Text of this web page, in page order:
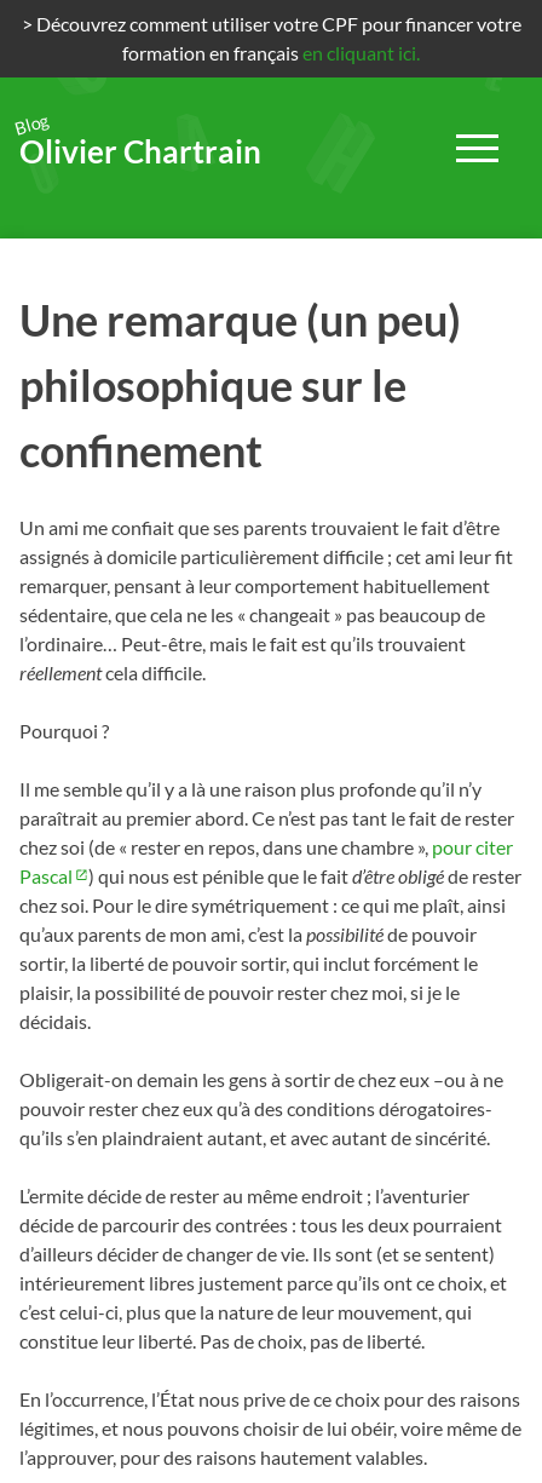
> Découvrez comment utiliser votre CPF pour financer votre
formation en françaisen cliquant ici.
Blog
Olivier Chartrain
Une remarque (un peu)
philosophique sur le
confinement
Un ami me confiait que ses parents trouvaient le fait d’être
assignés à domicile particulièrement difficile ; cet ami leur fit
remarquer, pensant à leur comportement habituellement
sédentaire, que cela ne les « changeait » pas beaucoup de
l’ordinaire… Peut-être, mais le fait est qu’ils trouvaient
réellementcela difficile.
Pourquoi ?
Il me semble qu’il y a là une raison plus profonde qu’il n’y
paraîtrait au premier abord. Ce n’est pas tant le fait de rester
chez soi (de « rester en repos, dans une chambre », pour citer
Pascal
) qui nous est pénible que le faitd’être obligéde rester
chez soi. Pour le dire symétriquement : ce qui me plaît, ainsi
qu’aux parents de mon ami, c’est la possibilitéde pouvoir
sortir, la liberté de pouvoir sortir, qui inclut forcément le
plaisir, la possibilité de pouvoir rester chez moi, si je le
décidais.
Obligerait-on demain les gens à sortir de chez eux –ou à ne
pouvoir rester chez eux qu’à des conditions dérogatoires-
qu’ils s’en plaindraient autant, et avec autant de sincérité.
L’ermite décide de rester au même endroit ; l’aventurier
décide de parcourir des contrées : tous les deux pourraient
d’ailleurs décider de changer de vie. Ils sont (et se sentent)
intérieurement libres justement parce qu’ils ont ce choix, et
c’est celui-ci, plus que la nature de leur mouvement, qui
constitue leur liberté. Pas de choix, pas de liberté.
En l’occurrence, l’État nous prive de ce choix pour des raisons
légitimes, et nous pouvons choisir de lui obéir, voire même de
l’approuver, pour des raisons hautement valables.